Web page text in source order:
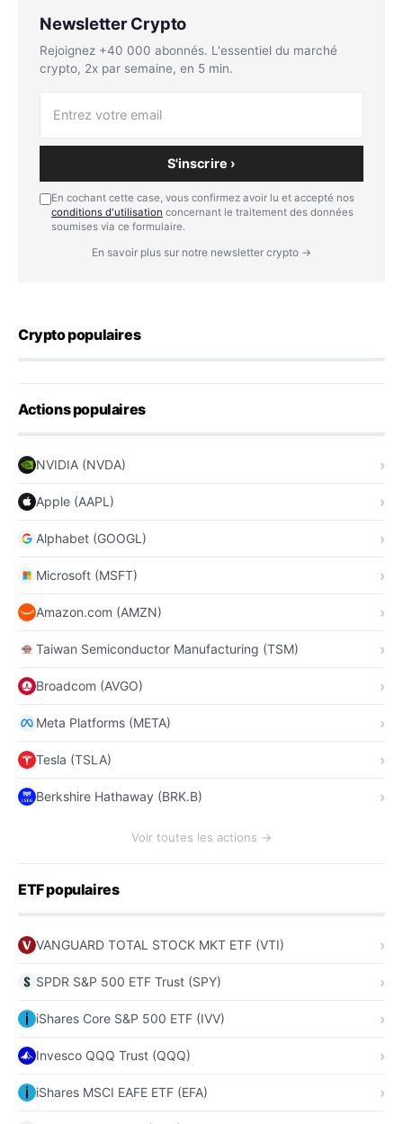
Newsletter Crypto
Rejoignez +40 000 abonnés. L'essentiel du marché
crypto, 2x par semaine, en 5 min.
S'inscrire ›
En cochant cette case, vous confirmez avoir lu et accepté nos
conditions d'utilisation concernant le traitement des données
soumises via ce formulaire.
En savoir plus sur notre newsletter crypto →
Crypto populaires
Actions populaires
NVIDIA (NVDA)
Apple (AAPL)
Alphabet (GOOGL)
Microsoft (MSFT)
Amazon.com (AMZN)
Taiwan Semiconductor Manufacturing (TSM)
Broadcom (AVGO)
Meta Platforms (META)
Tesla (TSLA)
Berkshire Hathaway (BRK.B)
Voir toutes les actions →
ETF populaires
VANGUARD TOTAL STOCK MKT ETF (VTI)
SPDR S&P 500 ETF Trust (SPY)
iShares Core S&P 500 ETF (IVV)
Invesco QQQ Trust (QQQ)
iShares MSCI EAFE ETF (EFA)